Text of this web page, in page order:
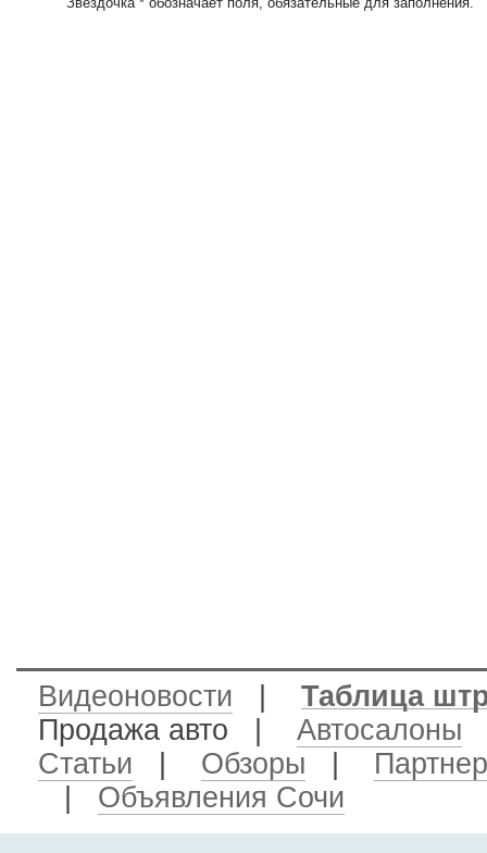
Видеоновости
Таблица
Продажа авто
Автосалоны
Статьи
Обзоры
Объявления Сочи